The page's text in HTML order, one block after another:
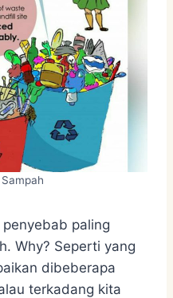
paling
Why? Seperti yang
dibeberapa
terkadang kita